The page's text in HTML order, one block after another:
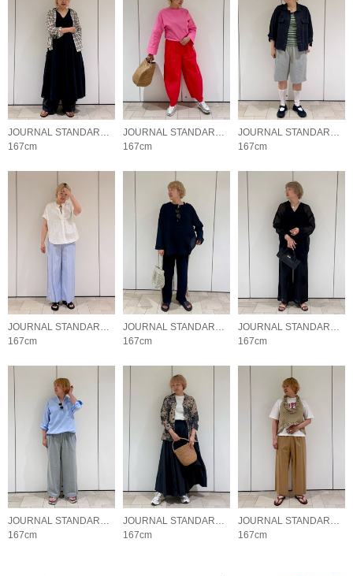
JOURNAL STANDARD LADYS
167cm
JOURNAL STANDARD LADYS
167cm
JOURNAL STANDARD LADYS
167cm
167cm
167cm
167cm
167cm
167cm
167cm